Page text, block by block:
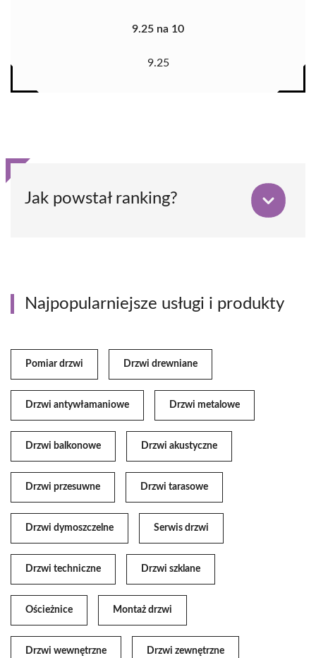
9.25 na 10
9.25
Jak powstał ranking?
Najpopularniejsze usługi i produkty
Pomiar drzwi Drzwi drewniane
Drzwi antywłamaniowe Drzwi metalowe
Drzwi balkonowe Drzwi akustyczne
Drzwi przesuwne Drzwi tarasowe
Drzwi dymoszczelne Serwis drzwi
Drzwi techniczne Drzwi szklane
Ościeżnice Montaż drzwi
Drzwi wewnętrzne Drzwi zewnętrzne